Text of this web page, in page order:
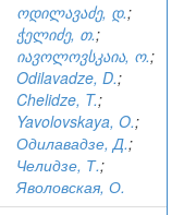
ოდილავაძე, დ.;
ჭელიძე, თ.;
იავოლოვსკაია, ო.;
Odilavadze, D.;
Chelidze, T.;
Yavolovskaya, O.;
Одилавадзе, Д.;
Челидзе, Т.;
Яволовская, О.